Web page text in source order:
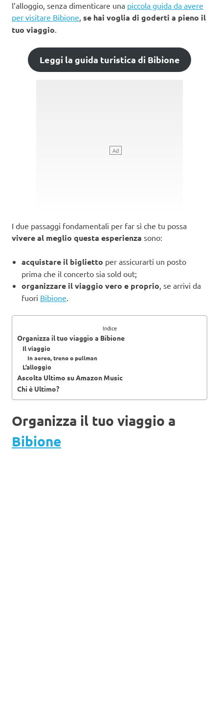
l’alloggio, senza dimenticare una piccola guida da avere
per visitare Bibione, se hai voglia di goderti a pieno il
tuo viaggio.
Leggi la guida turistica di Bibione
I due passaggi fondamentali per far sì che tu possa
vivere al meglio questa esperienza sono:
acquistare il biglietto per assicurarti un posto
prima che il concerto sia sold out;
organizzare il viaggio vero e proprio , se arrivi da
fuori Bibione
Indice
Organizza il tuo viaggio a Bibione
Il viaggio
In aereo, treno o pullman
L’alloggio
Ascolta Ultimo su Amazon Music
Chi è Ultimo?
Organizza il tuo viaggio a
Bibione